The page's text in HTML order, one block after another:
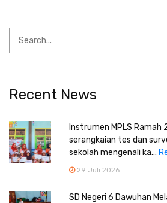
Recent News
Instrumen MPLS
serangkaian tes dan
sekolah mengenali ka...
29 Juli 2026
SD Negeri 6 Dawuhan